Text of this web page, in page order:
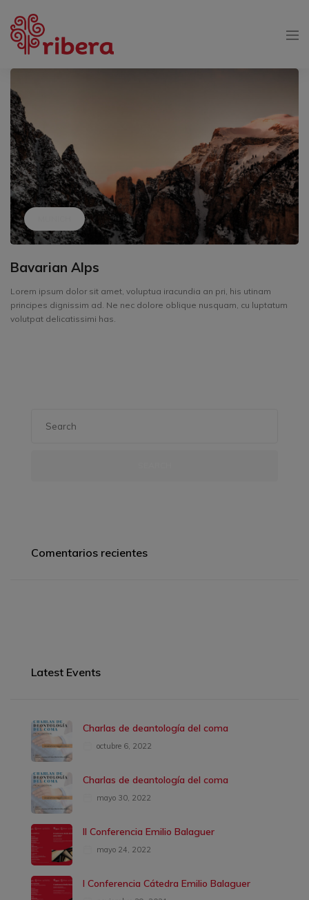
Bavarian Alps
Lorem ipsum dolor sit amet, voluptua iracundia an pri, his utinam
principes dignissim ad. Ne nec dolore oblique nusquam, cu luptatum
volutpat delicatissimi has.
Comentarios recientes
Latest Events
Charlas de deantología del coma
octubre 6, 2022
Charlas de deantología del coma
mayo 30, 2022
II Conferencia Emilio Balaguer
mayo 24, 2022
I Conferencia Cátedra Emilio Balaguer